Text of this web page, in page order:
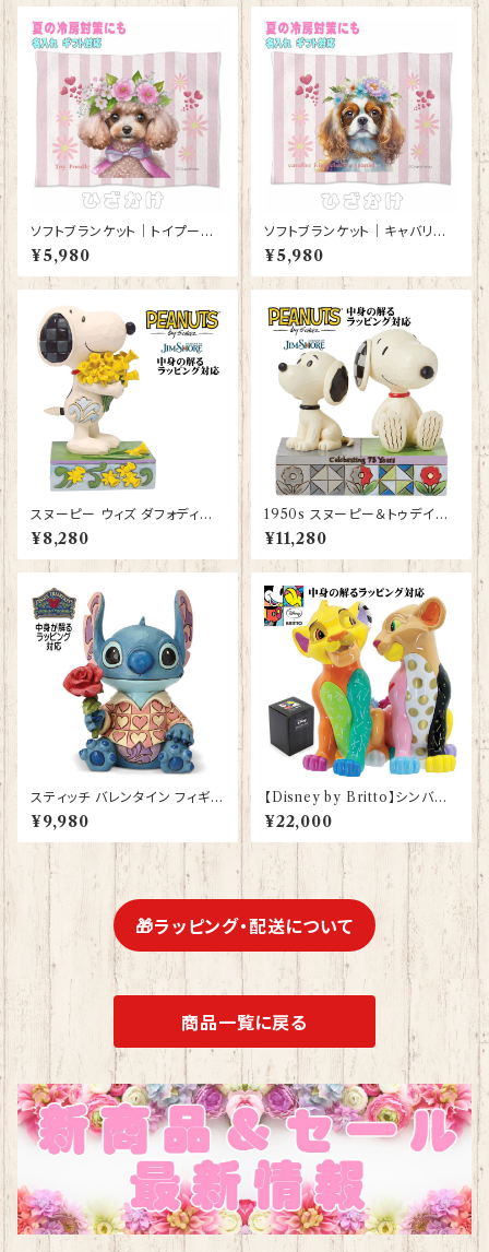
ソフトブランケット｜トイプード
ル 犬 かわいいグッズ 雑貨 ひざ
かけ 毛布 誕生日プレゼント ギ
フト【型番 SB-10003】お花の
¥5,980
ソフトブランケット｜キャバリア
キングチャールズスパニエル 犬
かわいいグッズ ひざかけ 毛布
【型番 SB-10002】お花の王冠
¥5,980
スヌーピー ウィズ ダフォディル
ズ Snoopy JIM SHORE フィ
ギュア プレゼント ギフト グッズ
お祝い 人形 置物 ジムショア 結
ウッドストック
¥8,280
1950s スヌーピー＆トゥデイズ
スヌーピー Snoopy JIM SHO
RE フィギュア プレゼント ギフト
グッズ お祝い 人形 置物 ジムシ
お祝い
¥11,280
スティッチ バレンタイン フィギュ
ア プレゼント ギフト グッズ 誕生
日プレゼント 人形 置物 ジムシ
ョア グッズ Disney Tradition
結婚祝い 入籍祝い 還暦祝い お
祝い 結婚記念日 JIM SHORE
本命 義理 ディズニーランド ディ
ズニーシー ディズニーワールド
ディズニー
¥9,980
【Disney by Britto】シンバ＆
ナラ ポップ ライオンキング ロメ
ロ ブリット フィギュア プレゼン
ト ギフト グッズ お祝い 人形 置
物 グッズ 結婚祝い 入籍祝い 誕
生日プレゼント 還暦祝い プロ
ポーズ 結婚記念日 ディズニーラ
ンド ディズニーシー ディズニー
ワールド
¥22,000
🎁ラッピング・配送について
商品一覧に戻る